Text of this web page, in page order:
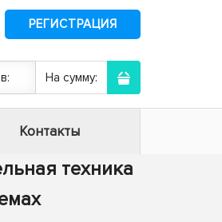
РЕГИСТРАЦИЯ
На сумму:
Контакты
техника